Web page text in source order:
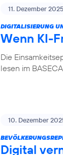
11. Dezember 2025
DIGITALISIERUNG
Wenn KI-
Die
lesen im
10. Dezember
Digital